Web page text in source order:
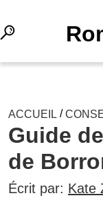
ACCUEIL /
Guide
de
Écrit par: Kate